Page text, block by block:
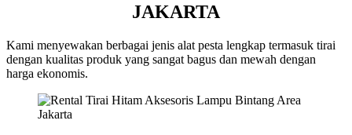
JAKARTA
Kami menyewakan berbagai jenis alat pesta lengkap termasuk tirai
dengan kualitas produk yang sangat bagus dan mewah dengan
harga ekonomis.